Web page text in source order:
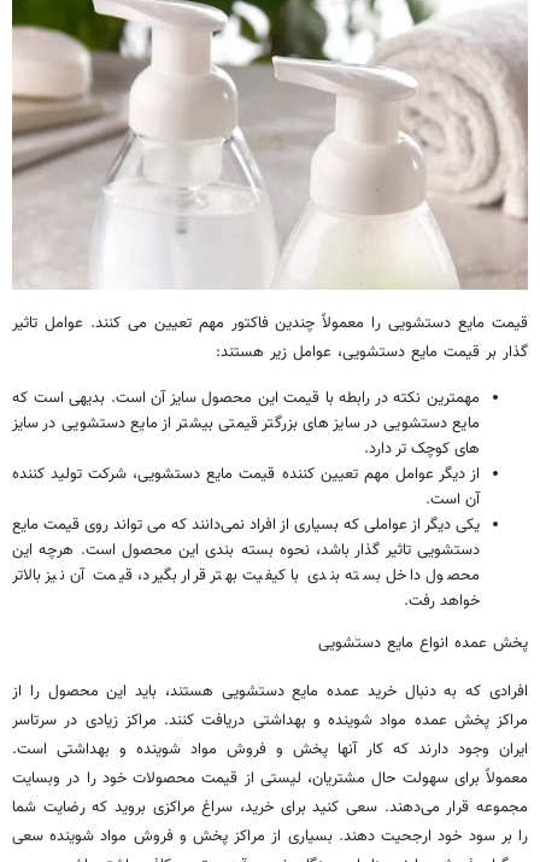
قیمت مایع دستشویی را معمولاً چندین فاکتور مهم تعیین می کنند. عوامل تاثیر
گذار بر قیمت مایع دستشویی، عوامل زیر هستند:
مهمترین نکته در رابطه با قیمت این محصول سایز آن است. بدیهی است که
مایع دستشویی در سایز های بزرگتر قیمتی بیشتر از مایع دستشویی در سایز
های کوچک تر دارد.
از دیگر عوامل مهم تعیین کننده قیمت مایع دستشویی، شرکت تولید کننده
آن است.
یکی دیگر از عواملی که بسیاری از افراد نمی‌دانند که می تواند روی قیمت مایع
دستشویی تاثیر گذار باشد، نحوه بسته بندی این محصول است. هرچه این
محصول داخل بسته بندی با کیفیت بهتر قرار بگیرد، قیمت آن نیز بالاتر
خواهد رفت.
پخش عمده انواع مایع دستشویی
افرادی که به دنبال خرید عمده مایع دستشویی هستند، باید این محصول را از
مراکز پخش عمده مواد شوینده و بهداشتی دریافت کنند. مراکز زیادی در سرتاسر
ایران وجود دارند که کار آنها پخش و فروش مواد شوینده و بهداشتی است.
معمولاً برای سهولت حال مشتریان، لیستی از قیمت محصولات خود را در وبسایت
مجموعه قرار می‌دهند. سعی کنید برای خرید، سراغ مراکزی بروید که رضایت شما
را بر سود خود ارجحیت دهند. بسیاری از مراکز پخش و فروش مواد شوینده سعی